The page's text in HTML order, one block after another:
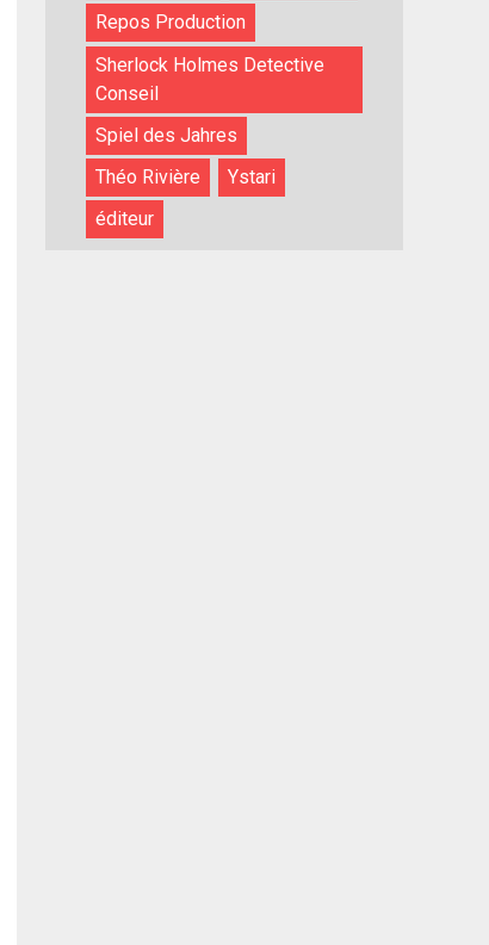
Repos Production
Sherlock Holmes Detective
Conseil
Spiel des Jahres
Théo Rivière
Ystari
éditeur